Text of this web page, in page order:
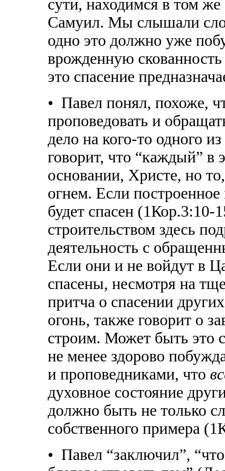
сути, находимся в том
Самуил. Мы слышали
одно это должно уже
врожденную
это спасение
• Павел понял, похоже,
проповедовать и
дело на кого-то одного
говорит, что “каждый” в
основании, Христе, но
огнем. Если
будет спасен
строительством здесь
деятельность с
Если они и не войдут в
спасены, несмотря на
притча о спасении
огонь, также говорит о
строим. Может быть это
не менее здорово
и проповедниками, что
духовное состояние
должно быть не только
собственного примера
• Павел “заключил”,